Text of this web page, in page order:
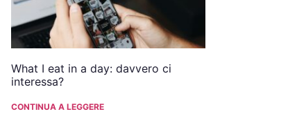
What I eat in a day: davvero ci
interessa?
CONTINUA A LEGGERE